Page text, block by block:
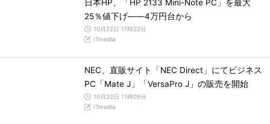
日本HP、「HP 2133 Mini-Note PC」を最大
25％値下げ――4万円台から
10月22日 11時22分
ITmedia
NEC、直販サイト「NEC Direct」にてビジネス
PC「Mate J」「VersaPro J」の販売を開始
10月22日 11時09分
ITmedia